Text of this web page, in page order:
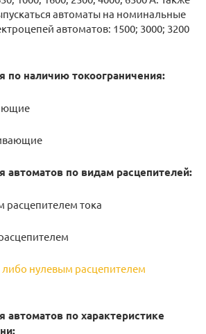
автоматы на номинальные
автоматов: 1500; 3000; 3200
по наличию токоограничения:
автоматов по видам расцепителей:
расцепителем тока
нулевым расцепителем
автоматов по характеристике